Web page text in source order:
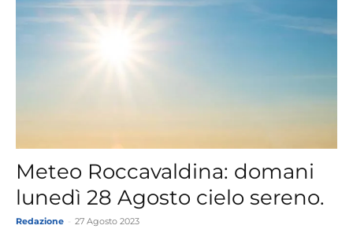
Meteo Roccavaldina: domani
lunedì 28 Agosto cielo sereno.
Redazione 27 Agosto 2023